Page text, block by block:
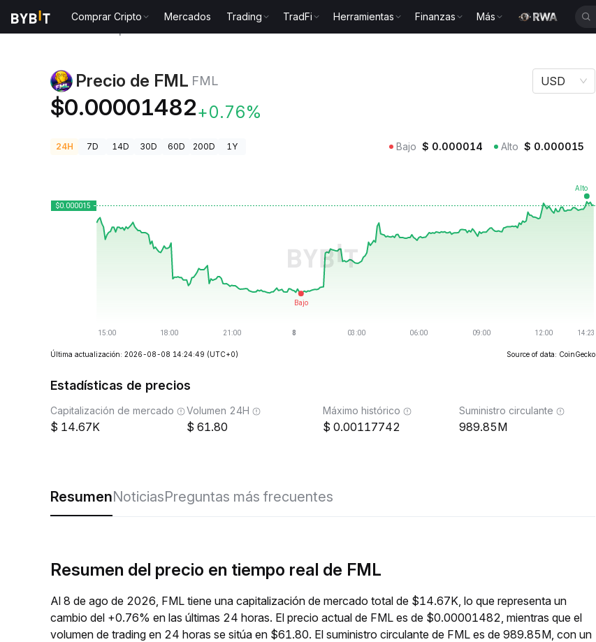
Comprar Cripto Mercados Trading TradFi Herramientas Finanzas Más
Precio de FML FML
$0.00001482+0.76%
USD
24H 7D 14D 30D 60D 200D 1Y Bajo $ 0.000014 Alto $ 0.000015
Última actualización: 2026-08-08 14:24:49 (UTC+0) Source of data: CoinGecko
Estadísticas de precios
Capitalización de mercado
14.67K
Volumen 24H
61.80
Máximo histórico
0.00117742
Suministro circulante
989.85M
ResumenNoticiasPreguntas más frecuentes
Resumen del precio en tiempo real de FML
Al 8 de ago de 2026, FML tiene una capitalización de mercado total de $14.67K, lo que representa un
cambio del +0.76% en las últimas 24 horas. El precio actual de FML es de $0.00001482, mientras que el
volumen de trading en 24 horas se sitúa en $61.80. El suministro circulante de FML es de 989.85M, con un